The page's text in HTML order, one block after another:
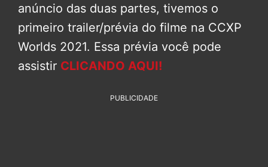
anúncio das duas partes, tivemos o
primeiro trailer/prévia do filme na CCXP
Worlds 2021. Essa prévia você pode
assistir CLICANDO AQUI!
PUBLICIDADE